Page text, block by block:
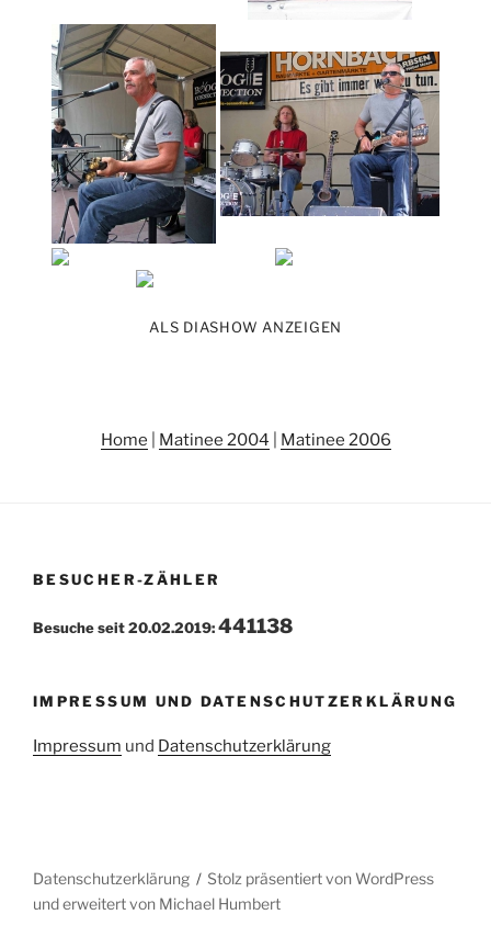
ALS DIASHOW ANZEIGEN
Home Matinee 2004 Matinee 2006
BESUCHER-ZÄHLER
Besuche seit 20.02.2019:441138
IMPRESSUM UND DATENSCHUTZERKLÄRUNG
Impressum und Datenschutzerklärung
Datenschutzerklärung
Stolz präsentiert von WordPress
und erweitert von Michael Humbert